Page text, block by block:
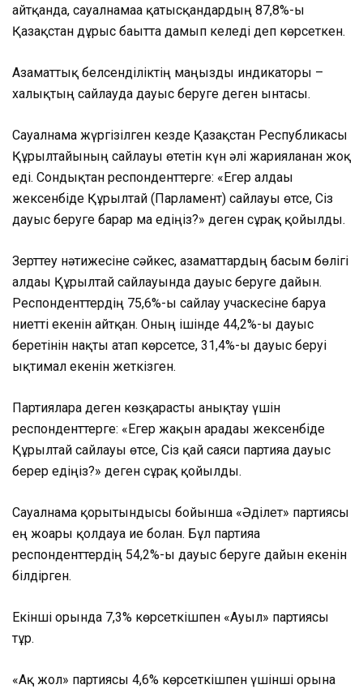
айтқанда, сауалнамаға қатысқандардың 87,8%-ы
Қазақстан дұрыс бағытта дамып келеді деп көрсеткен.
Азаматтық белсенділіктің маңызды индикаторы –
халықтың сайлауда дауыс беруге деген ынтасы.
Сауалнама жүргізілген кезде Қазақстан Республикасы
Құрылтайының сайлауы өтетін күн әлі жарияланған жоқ
еді. Сондықтан респонденттерге: «Егер алдағы
жексенбіде Құрылтай (Парламент) сайлауы өтсе, Сіз
дауыс беруге барар ма едіңіз?» деген сұрақ қойылды.
Зерттеу нәтижесіне сәйкес, азаматтардың басым бөлігі
алдағы Құрылтай сайлауында дауыс беруге дайын.
Респонденттердің 75,6%-ы сайлау учаскесіне баруға
ниетті екенін айтқан. Оның ішінде 44,2%-ы дауыс
беретінін нақты атап көрсетсе, 31,4%-ы дауыс беруі
ықтимал екенін жеткізген.
Партияларға деген көзқарасты анықтау үшін
респонденттерге: «Егер жақын арадағы жексенбіде
Құрылтай сайлауы өтсе, Сіз қай саяси партияға дауыс
берер едіңіз?» деген сұрақ қойылды.
Сауалнама қорытындысы бойынша «Әділет» партиясы
ең жоғары қолдауға ие болған. Бұл партияға
респонденттердің 54,2%-ы дауыс беруге дайын екенін
білдірген.
Екінші орында 7,3% көрсеткішпен «Ауыл» партиясы
тұр.
«Ақ жол» партиясы 4,6% көрсеткішпен үшінші орынға